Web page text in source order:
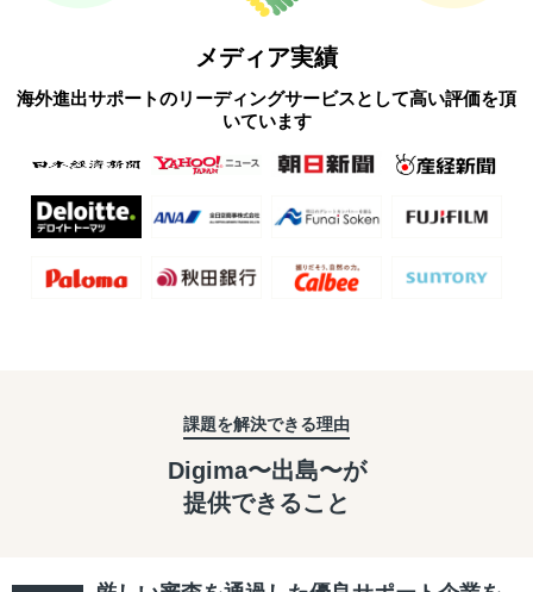
メディア実績
海外進出サポートのリーディングサービスとして高い評価を頂
いています
課題を解決できる理由
Digima〜出島〜が
提供できること